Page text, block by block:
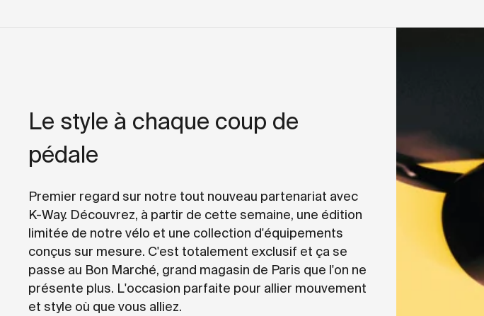
Le style à chaque coup de
pédale
Premier regard sur notre tout nouveau partenariat avec
K-Way. Découvrez, à partir de cette semaine, une édition
limitée de notre vélo et une collection d'équipements
conçus sur mesure. C'est totalement exclusif et ça se
passe au Bon Marché, grand magasin de Paris que l'on ne
présente plus. L'occasion parfaite pour allier mouvement
et style où que vous alliez.